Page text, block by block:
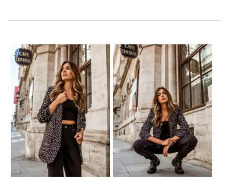
koniecznie powinnyśmy mieć w
szafie?
To nie jest przesąd. Istnieją ubrania ponadczasowe, które
po prostu muszą być w każdej kobiecej garderobie.
Niekiedy stają się one bazą do stworzenia nowoczesnej
stylizacji, niekiedy same świetnie sprawdzają się w
stworzeniu czegoś niepowtarzalnego. Można do nich na
pewno zaliczyćmodne ubrania w paski.Jakie konkretnie
mamy na myśli? Cóż, mówiąc modne ubrania w paski,
najczęściej odnosimy się do letniej szafy. W końcu
najchętniej nosimybluzki w paski
, pasiaste spodnie czy
sukienki w paski
właśnie w miesiącach od maja do